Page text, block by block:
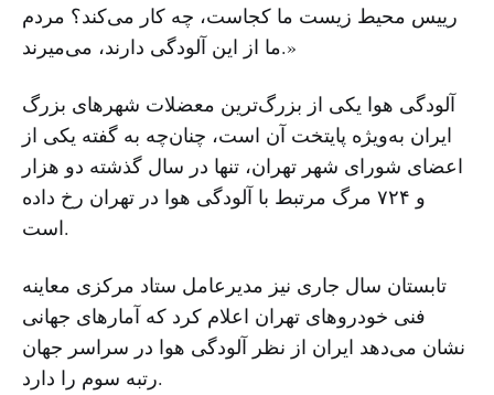
رییس محیط زیست ما کجاست، چه کار می‌کند؟ مردم
ما از این آلودگی دارند، می‌میرند.»
آلودگی هوا یکی از بزرگ‌ترین معضلات شهرهای بزرگ
ایران به‌ویژه پایتخت آن است، چنان‌چه به گفته یکی از
اعضای شورای شهر تهران، تنها در سال گذشته دو هزار
و ۷۲۴ مرگ مرتبط با آلودگی هوا در تهران رخ داده
است.
تابستان سال جاری نیز مدیرعامل ستاد مرکزی معاینه
فنی خودروهای تهران اعلام کرد که آمارهای جهانی
نشان می‌دهد ایران از نظر آلودگی هوا در سراسر جهان
رتبه سوم را دارد.